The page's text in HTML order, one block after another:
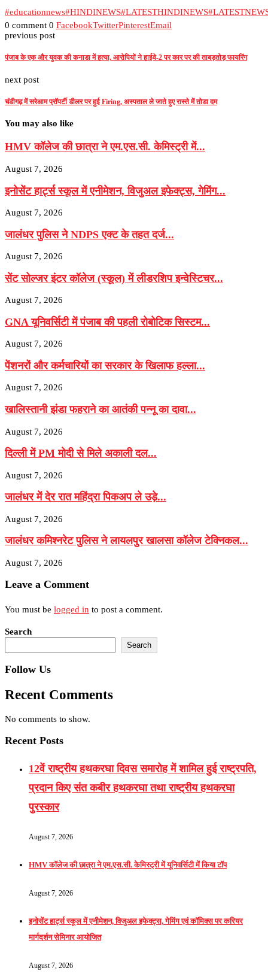
#educationnews#HINDINEWS#LATESTHINDINEWS
0 comment 0 FacebookTwitterPinterestEmail
previous post
पंजाब के एक और युवक की कनाडा में हत्या, आरोपियों ने हाईवे-2 पर कार पर की ताबड़तोड़ फायरिंग
next post
चंडीगढ़ में सरेआम प्रॉपर्टी डीलर पर हुई Firing, अस्पताल ले जाते हुए रास्ते में तोडा दम
You may also like
HMV कॉलेज की छात्रा ने एम.एस.सी. केमिस्ट्री में...
August 7, 2026
इनोसेंट हार्ट्स स्कूल में एनीमेशन, विजुअल इफेक्ट्स, गेमिंग...
August 7, 2026
जालंधर पुलिस ने NDPS एक्ट के तहत दर्ज...
August 7, 2026
सेंट सोल्जर इंटर कॉलेज (स्कूल) में लीडरशिप इन्वेस्टिचर...
August 7, 2026
GNA यूनिवर्सिटी में पंजाब की पहली रोबोटिक सिस्टम...
August 7, 2026
पेंशनरों और कर्मचारियों का सरकार के खिलाफ हल्ला...
August 7, 2026
खालिस्तानी झंडा फहराने का आतंकी पन्नू का दावा...
August 7, 2026
दिल्ली में PM मोदी से मिले अकाली दल...
August 7, 2026
जालंधर में देर रात महिंद्रा पिकअप ले उड़े...
August 7, 2026
जालंधर कमिश्नरेट पुलिस ने लायलपुर खालसा कॉलेज टेक्निकल...
August 7, 2026
Leave a Comment
You must be logged in to post a comment.
Search
Search
Follow Us
Recent Comments
No comments to show.
Recent Posts
12वें राष्ट्रीय हथकरघा दिवस समारोह में शामिल हुई राष्ट्रपति,
प्रदान किए संत कबीर हथकरघा तथा राष्ट्रीय हथकरघा
पुरस्कार
August 7, 2026
HMV कॉलेज की छात्रा ने एम.एस.सी. केमिस्ट्री में यूनिवर्सिटी में किया टॉप
August 7, 2026
इनोसेंट हार्ट्स स्कूल में एनीमेशन, विजुअल इफेक्ट्स, गेमिंग एवं कॉमिक्स पर करियर
मार्गदर्शन सेमिनार आयोजित
August 7, 2026